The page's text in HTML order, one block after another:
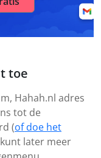
toe
Hahah.nl adres
tot de
(of doe het
kunt later meer